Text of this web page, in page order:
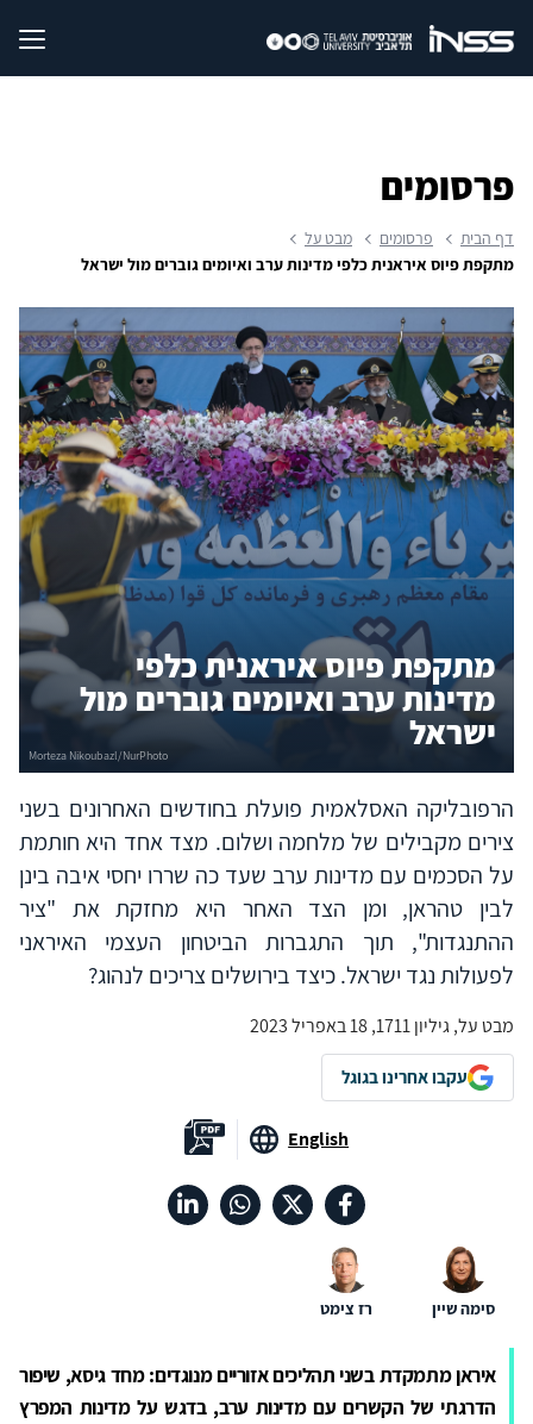
פרסומים
דף הבית פרסומים
מבט על
מתקפת פיוס איראנית כלפי מדינות ערב ואיומים גוברים מול ישראל
מתקפת פיוס איראנית כלפי
מדינות ערב ואיומים גוברים מול
ישראל
הרפובליקה האסלאמית פועלת בחודשים האחרונים בשני
צירים מקבילים של מלחמה ושלום. מצד אחד היא חותמת
על הסכמים עם מדינות ערב שעד כה שררו יחסי איבה בינן
לבין טהראן, ומן הצד האחר היא מחזקת את "ציר
ההתנגדות", תוך התגברות הביטחון העצמי האיראני
לפעולות נגד ישראל. כיצד בירושלים צריכים לנהוג?
מבט על, גיליון 1711, 18 באפריל 2023
עקבו אחרינו בגוגל
English
סימה שיין רז צימט
איראן מתמקדת בשני תהליכים אזוריים מנוגדים: מחד גיסא, שיפור
הדרגתי של הקשרים עם מדינות ערב, בדגש על מדינות המפרץ